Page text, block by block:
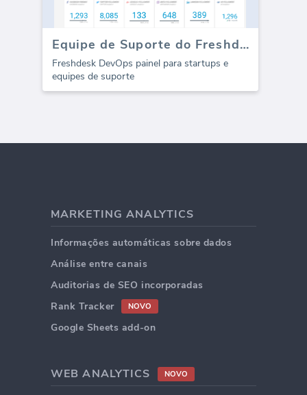
Equipe de Suporte do Freshdesk (Performance)
Freshdesk DevOps painel para startups e
equipes de suporte
MARKETING ANALYTICS
Informações automáticas sobre dados
Análise entre canais
Auditorias de SEO incorporadas
Rank Tracker
NOVO
Google Sheets add-on
WEB ANALYTICS NOVO